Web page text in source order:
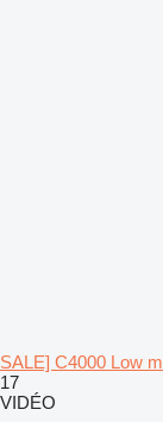
SALE] C4000 Low
17
VIDÉO